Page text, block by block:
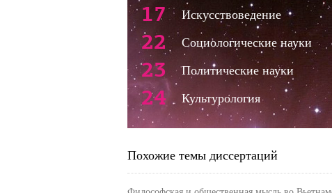
17 Искусствоведение
22 Социологические науки
23 Политические науки
24 Культурология
Похожие темы диссертаций